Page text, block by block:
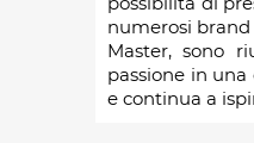
numerosi
Master, sono
passione in
e continua a